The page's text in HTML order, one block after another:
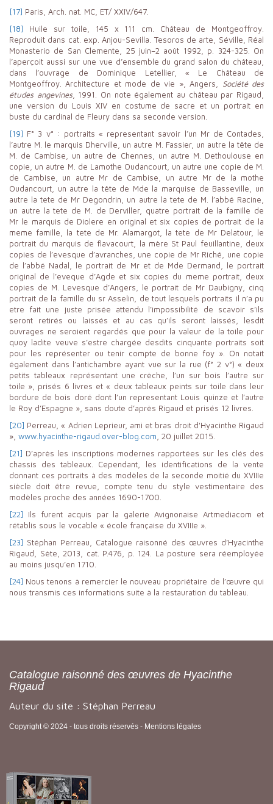
[17] Paris, Arch. nat. MC, ET/ XXIV/647.
[18] Huile sur toile, 145 x 111 cm. Château de Montgeoffroy.
Reproduit dans cat. exp. Anjou-Sevilla. Tesoros de arte, Séville, Réal
Monasterio de San Clemente, 25 juin–2 août 1992, p. 324-325. On
l’aperçoit aussi sur une vue d’ensemble du grand salon du château,
dans l’ouvrage de Dominique Letellier, « Le Château de
Montgeoffroy. Architecture et mode de vie », Angers, Société des
études angevines, 1991. On note également au château par Rigaud,
une version du Louis XIV en costume de sacre et un portrait en
buste du cardinal de Fleury dans sa seconde version.
[19] F° 3 v° : portraits « representant savoir l’un Mr de Contades,
l’autre M. le marquis Dherville, un autre M. Fassier, un autre la tête de
M. de Cambise, un autre de Chennes, un autre M. Dethoulouse en
copie, un autre M. de Lamothe Oudancourt, un autre une copie de M.
de Cambise, un autre Mr de Cambise, un autre Mr de la mothe
Oudancourt, un autre la tête de Mde la marquise de Basseville, un
autre la tete de Mr Degondrin, un autre la tete de M. l’abbé Racine,
un autre la tete de M. de Derviller, quatre portrait de la famille de
Mr le marquis de Diolere en original et six copies de portrait de la
meme famille, la tete de Mr. Alamargot, la tete de Mr Delatour, le
portrait du marquis de flavacourt, la mère St Paul feuillantine, deux
copies de l’evesque d’avranches, une copie de Mr Riché, une copie
de l’abbé Nadal, le portrait de Mr et de Mde Dermand, le portrait
original de l’eveque d’Agde et six copies du meme portrait, deux
copies de M. Levesque d’Angers, le portrait de Mr Daubigny, cinq
portrait de la famille du sr Asselin, de tout lesquels portraits il n’a pu
etre fait une juste prisée attendu l’impossibilité de scavoir s’ils
seront retirés ou laissés et au cas qu’ils seront laissés, lesdit
ouvrages ne seroient regardés que pour la valeur de la toile pour
quoy ladite veuve s’estre chargée desdits cinquante portraits soit
pour les représenter ou tenir compte de bonne foy ». On notait
également dans l’antichambre ayant vue sur la rue (f° 2 v°) « deux
petits tableaux représentant une crèche, l’un sur bois l’autre sur
toile », prisés 6 livres et « deux tableaux peints sur toile dans leur
bordure de bois doré dont l’un representant Louis quinze et l’autre
le Roy d’Espagne », sans doute d’après Rigaud et prisés 12 livres.
[20] Perreau, « Adrien Leprieur, ami et bras droit d'Hyacinthe Rigaud
», www.hyacinthe-rigaud.over-blog.com , 20 juillet 2015.
[21] D’après les inscriptions modernes rapportées sur les clés des
chassis des tableaux. Cependant, les identifications de la vente
donnant ces portraits à des modèles de la seconde moitié du XVIIIe
siècle doit être revue, compte tenu du style vestimentaire des
modèles proche des années 1690-1700.
[22] Ils furent acquis par la galerie Avignonaise Artmediacom et
rétablis sous le vocable « école française du XVIIIe ».
[23] Stéphan Perreau, Catalogue raisonné des œuvres d’Hyacinthe
Rigaud, Sète, 2013, cat. P.476, p. 124. La posture sera réemployée
au moins jusqu’en 1710.
[24] Nous tenons à remercier le nouveau propriétaire de l’œuvre qui
nous transmis ces informations suite à la restauration du tableau.
Catalogue raisonné des œuvres de Hyacinthe
Rigaud
Auteur du site : Stéphan Perreau
Copyright © 2024 - tous droits réservés - Mentions légales